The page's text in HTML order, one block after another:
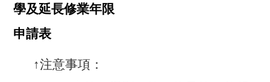
學及延長修業年限
申請表
↑注意事項：